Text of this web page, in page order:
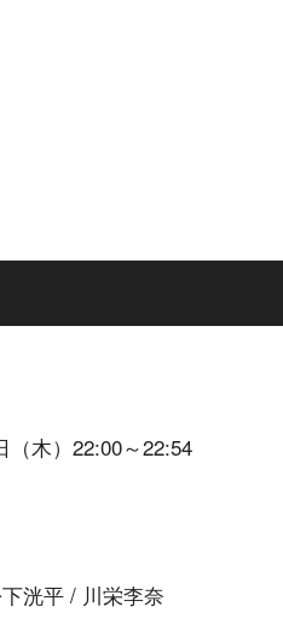
木）22:00～22:54
洸平 / 川栄李奈